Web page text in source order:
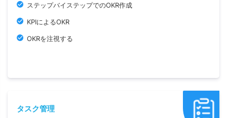
ステップバイステップでのOKR作成
KPIによるOKR
OKRを注視する
タスク管理